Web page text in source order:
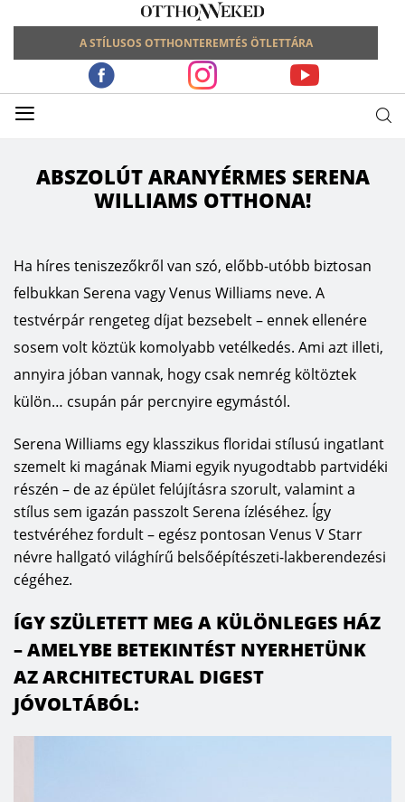
A STÍLUSOS OTTHONTEREMTÉS ÖTLETTÁRA
≡
ABSZOLÚT ARANYÉRMES SERENA
WILLIAMS OTTHONA!
Ha híres teniszezőkről van szó, előbb-utóbb biztosan
felbukkan Serena vagy Venus Williams neve. A
testvérpár rengeteg díjat bezsebelt – ennek ellenére
sosem volt köztük komolyabb vetélkedés. Ami azt illeti,
annyira jóban vannak, hogy csak nemrég költöztek
külön… csupán pár percnyire egymástól.
Serena Williams egy klasszikus floridai stílusú ingatlant
szemelt ki magának Miami egyik nyugodtabb partvidéki
részén – de az épület felújításra szorult, valamint a
stílus sem igazán passzolt Serena ízléséhez. Így
testvéréhez fordult – egész pontosan Venus V Starr
névre hallgató világhírű belsőépítészeti-lakberendezési
cégéhez.
ÍGY SZÜLETETT MEG A KÜLÖNLEGES HÁZ
– AMELYBE BETEKINTÉST NYERHETÜNK
AZ ARCHITECTURAL DIGEST
JÓVOLTÁBÓL: